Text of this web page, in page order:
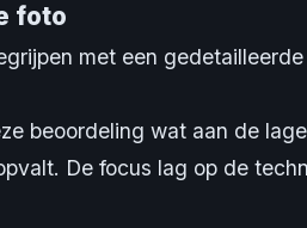
foto
met een
beoordeling wat aan de
De focus lag op de